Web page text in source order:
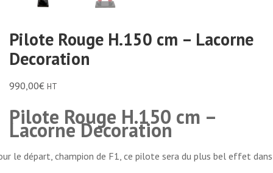
Pilote Rouge H.150 cm – Lacorne
Decoration
990,00€ HT
Pilote Rouge H.150 cm –
Lacorne Decoration
le départ, champion de F1, ce pilote sera du plus bel effet